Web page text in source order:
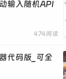
red;
输入随机API
474阅读
代码版_可全